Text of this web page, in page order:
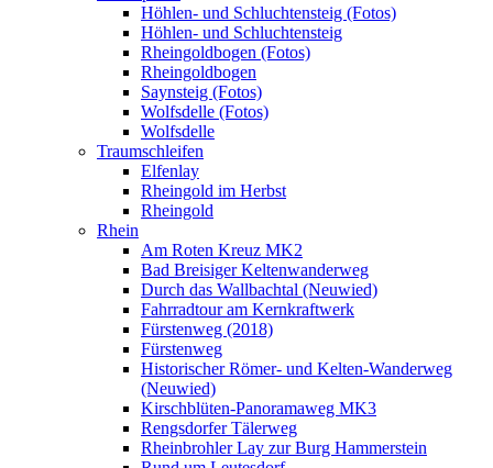
Höhlen- und Schluchtensteig (Fotos)
Höhlen- und Schluchtensteig
Rheingoldbogen (Fotos)
Rheingoldbogen
Saynsteig (Fotos)
Wolfsdelle (Fotos)
Wolfsdelle
Traumschleifen
Elfenlay
Rheingold im Herbst
Rheingold
Rhein
Am Roten Kreuz MK2
Bad Breisiger Keltenwanderweg
Durch das Wallbachtal (Neuwied)
Fahrradtour am Kernkraftwerk
Fürstenweg (2018)
Fürstenweg
Historischer Römer- und Kelten-Wanderweg
(Neuwied)
Kirschblüten-Panoramaweg MK3
Rengsdorfer Tälerweg
Rheinbrohler Lay zur Burg Hammerstein